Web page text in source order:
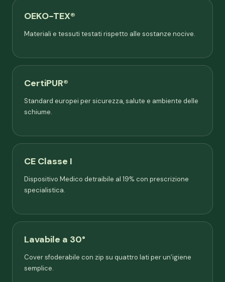
OEKO-TEX®
Materiali e tessuti testati rispetto alle sostanze nocive.
CertiPUR®
Standard europei per sicurezza, salute e ambiente delle
schiume.
CE Classe I
Dispositivo Medico detraibile al 19% con prescrizione
specialistica.
Lavabile a 30°
Cover sfoderabile con zip su quattro lati per un’igiene
semplice.